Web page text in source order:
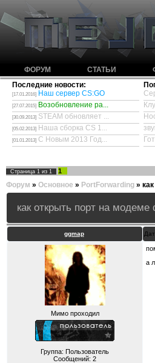
ФОРУМ СТАТЬИ
Последние новости:
[17.01.2016] Наш сервер CS:GO
[27.07.2015] Возобновление ра...
[30.09.2013] STEAM обновляет ...
[05.02.2013] Наша сборка CS 1...
[01.01.2013] С Новым 2013 Год...
Страница 1 из 1 1
Форум » Основное » PortForwarding »
как открыть порт на модеме
ggmap
Мимо проходил
Группа: Пользователь
Сообщений: 2
а